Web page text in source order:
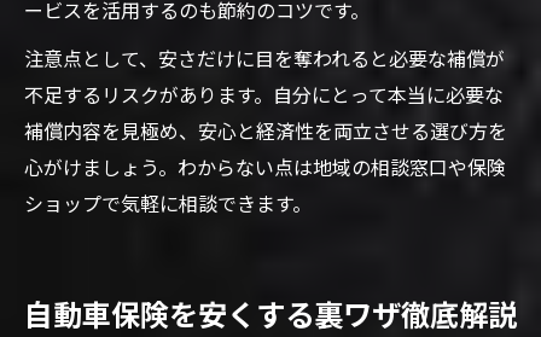
ービスを活用するのも節約のコツです。
注意点として、安さだけに目を奪われると必要な補償が
不足するリスクがあります。自分にとって本当に必要な
補償内容を見極め、安心と経済性を両立させる選び方を
心がけましょう。わからない点は地域の相談窓口や保険
ショップで気軽に相談できます。
自動車保険を安くする裏ワザ徹底解説